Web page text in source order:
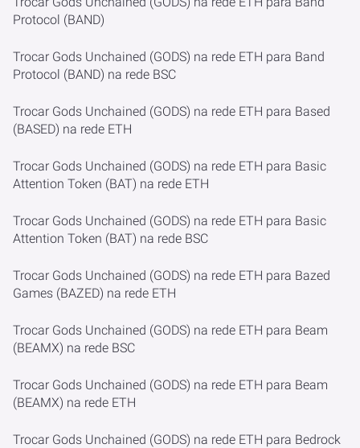
Protocol (BAND)
Trocar Gods Unchained (GODS) na rede ETH para Band
Protocol (BAND) na rede BSC
Trocar Gods Unchained (GODS) na rede ETH para Based
(BASED) na rede ETH
Trocar Gods Unchained (GODS) na rede ETH para Basic
Attention Token (BAT) na rede ETH
Trocar Gods Unchained (GODS) na rede ETH para Basic
Attention Token (BAT) na rede BSC
Trocar Gods Unchained (GODS) na rede ETH para Bazed
Games (BAZED) na rede ETH
Trocar Gods Unchained (GODS) na rede ETH para Beam
(BEAMX) na rede BSC
Trocar Gods Unchained (GODS) na rede ETH para Beam
(BEAMX) na rede ETH
Trocar Gods Unchained (GODS) na rede ETH para Bedrock